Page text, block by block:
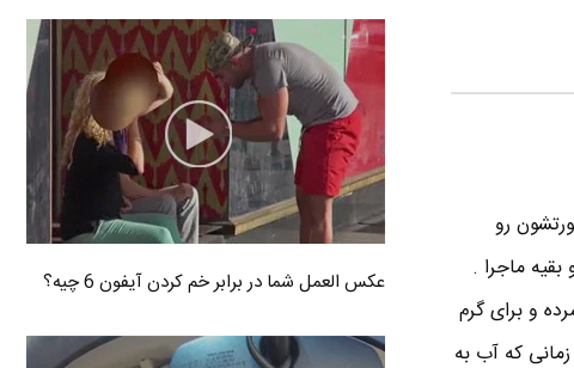
رو
ماجرا .
و برای گرم
که آب به
عکس العمل شما در برابر خم کردن آیفون 6 چیه؟